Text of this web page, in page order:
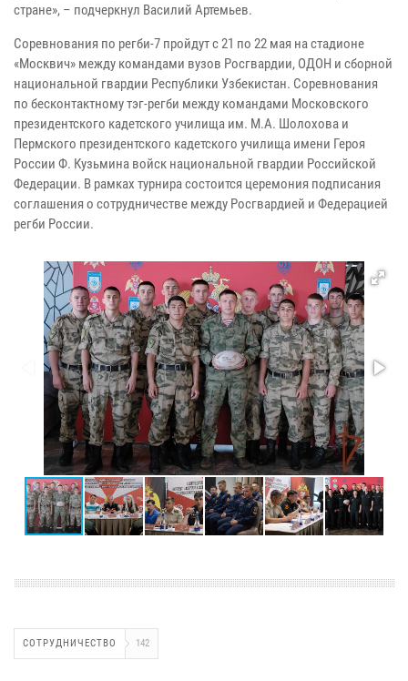
стране», – подчеркнул Василий Артемьев.
Соревнования по регби-7 пройдут с 21 по 22 мая на стадионе
«Москвич» между командами вузов Росгвардии, ОДОН и сборной
национальной гвардии Республики Узбекистан. Соревнования
по бесконтактному тэг-регби между командами Московского
президентского кадетского училища им. М.А. Шолохова и
Пермского президентского кадетского училища имени Героя
России Ф. Кузьмина войск национальной гвардии Российской
Федерации. В рамках турнира состоится церемония подписания
соглашения о сотрудничестве между Росгвардией и Федерацией
регби России.
СОТРУДНИЧЕСТВО 142